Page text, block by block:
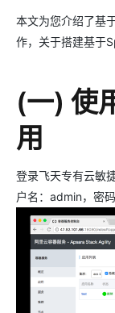
本文为您介绍了基
作，关于搭建基于
(一) 使
用
登录飞天专有云敏
户名：admin，密